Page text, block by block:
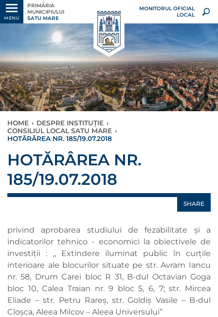
MENU
PRIMĂRIA
MUNICIPIULUI
SATU MARE
MONITORUL OFICIAL
LOCAL
HOME › DESPRE INSTITUȚIE ›
CONSILIUL LOCAL SATU MARE ›
HOTĂRÂREA NR. 185/19.07.2018
HOTĂRÂREA NR.
185/19.07.2018
SHARE
privind aprobarea studiului de fezabilitate şi a
indicatorilor tehnico - economici la obiectivele de
investiţii : ,, Extindere iluminat public în curţile
interioare ale blocurilor situate pe str. Avram Iancu
nr. 58, Drum Carei bloc R 31, B-dul Octavian Goga
bloc 10, Calea Traian nr. 9 bloc 5, 6, 7; str. Mircea
Eliade – str. Petru Rareş, str. Goldiş Vasile – B-dul
Cloşca, Aleea Milcov – Aleea Universului”